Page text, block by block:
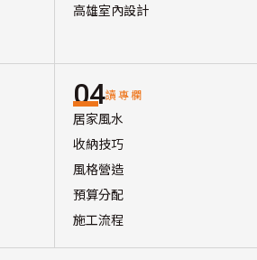
高雄室內設計
04讀專欄
居家風水
收納技巧
風格營造
預算分配
施工流程